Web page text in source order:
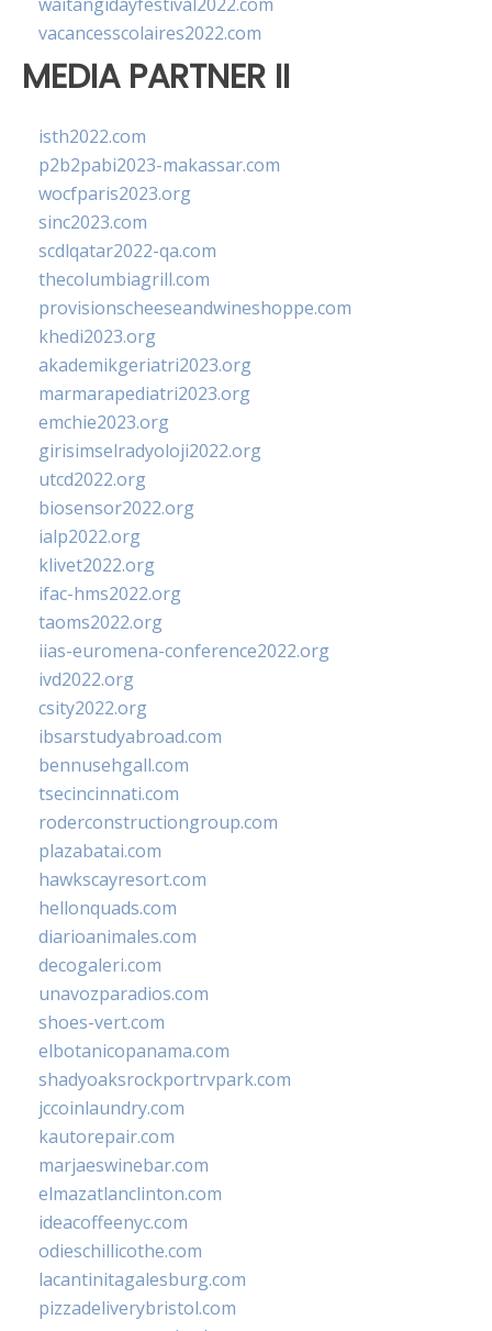
vacancesscolaires2022.com
MEDIA PARTNER II
isth2022.com
p2b2pabi2023-makassar.com
wocfparis2023.org
sinc2023.com
scdlqatar2022-qa.com
thecolumbiagrill.com
provisionscheeseandwineshoppe.com
khedi2023.org
akademikgeriatri2023.org
marmarapediatri2023.org
emchie2023.org
girisimselradyoloji2022.org
utcd2022.org
biosensor2022.org
ialp2022.org
klivet2022.org
ifac-hms2022.org
taoms2022.org
iias-euromena-conference2022.org
ivd2022.org
csity2022.org
ibsarstudyabroad.com
bennusehgall.com
tsecincinnati.com
roderconstructiongroup.com
plazabatai.com
hawkscayresort.com
hellonquads.com
diarioanimales.com
decogaleri.com
unavozparadios.com
shoes-vert.com
elbotanicopanama.com
shadyoaksrockportrvpark.com
jccoinlaundry.com
kautorepair.com
marjaeswinebar.com
elmazatlanclinton.com
ideacoffeenyc.com
odieschillicothe.com
lacantinitagalesburg.com
pizzadeliverybristol.com